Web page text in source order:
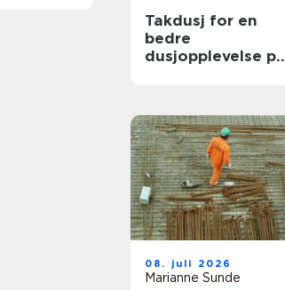
Takdusj for en
bedre
dusjopplevelse på
08. juli 2026
Marianne Sunde